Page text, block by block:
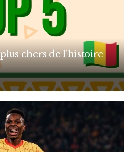
chers de l’histoire